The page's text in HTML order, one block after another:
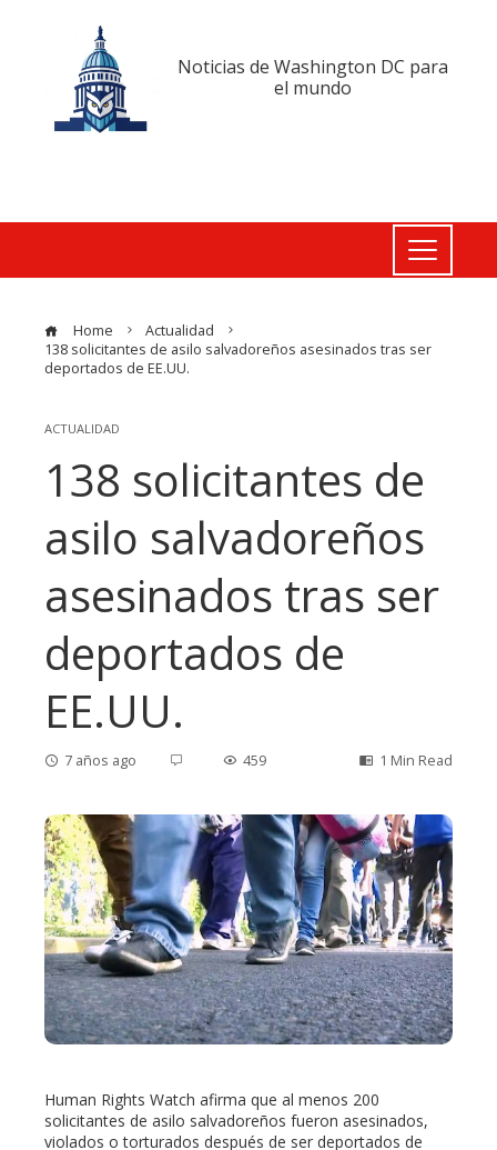
Noticias de Washington DC para
el mundo
Home
Actualidad
138 solicitantes de asilo salvadoreños asesinados tras ser
deportados de EE.UU.
ACTUALIDAD
138 solicitantes de
asilo salvadoreños
asesinados tras ser
deportados de
EE.UU.
7 años ago 459 1 Min Read
Human Rights Watch afirma que al menos 200
solicitantes de asilo salvadoreños fueron asesinados,
violados o torturados después de ser deportados de